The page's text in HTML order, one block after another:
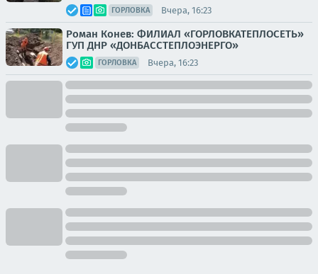
ГОРЛОВКА Вчера, 16:23
Роман Конев: ФИЛИАЛ «ГОРЛОВКАТЕПЛОСЕТЬ»
ГУП ДНР «ДОНБАССТЕПЛОЭНЕРГО»
ГОРЛОВКА Вчера, 16:23